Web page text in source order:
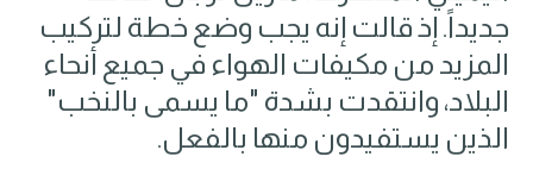
جديداً. إذ قالت إنه يجب وضع خطة لتركيب
المزيد من مكيفات الهواء في جميع أنحاء
البلاد، وانتقدت بشدة "ما يسمى بالنخب"
الذين يستفيدون منها بالفعل.